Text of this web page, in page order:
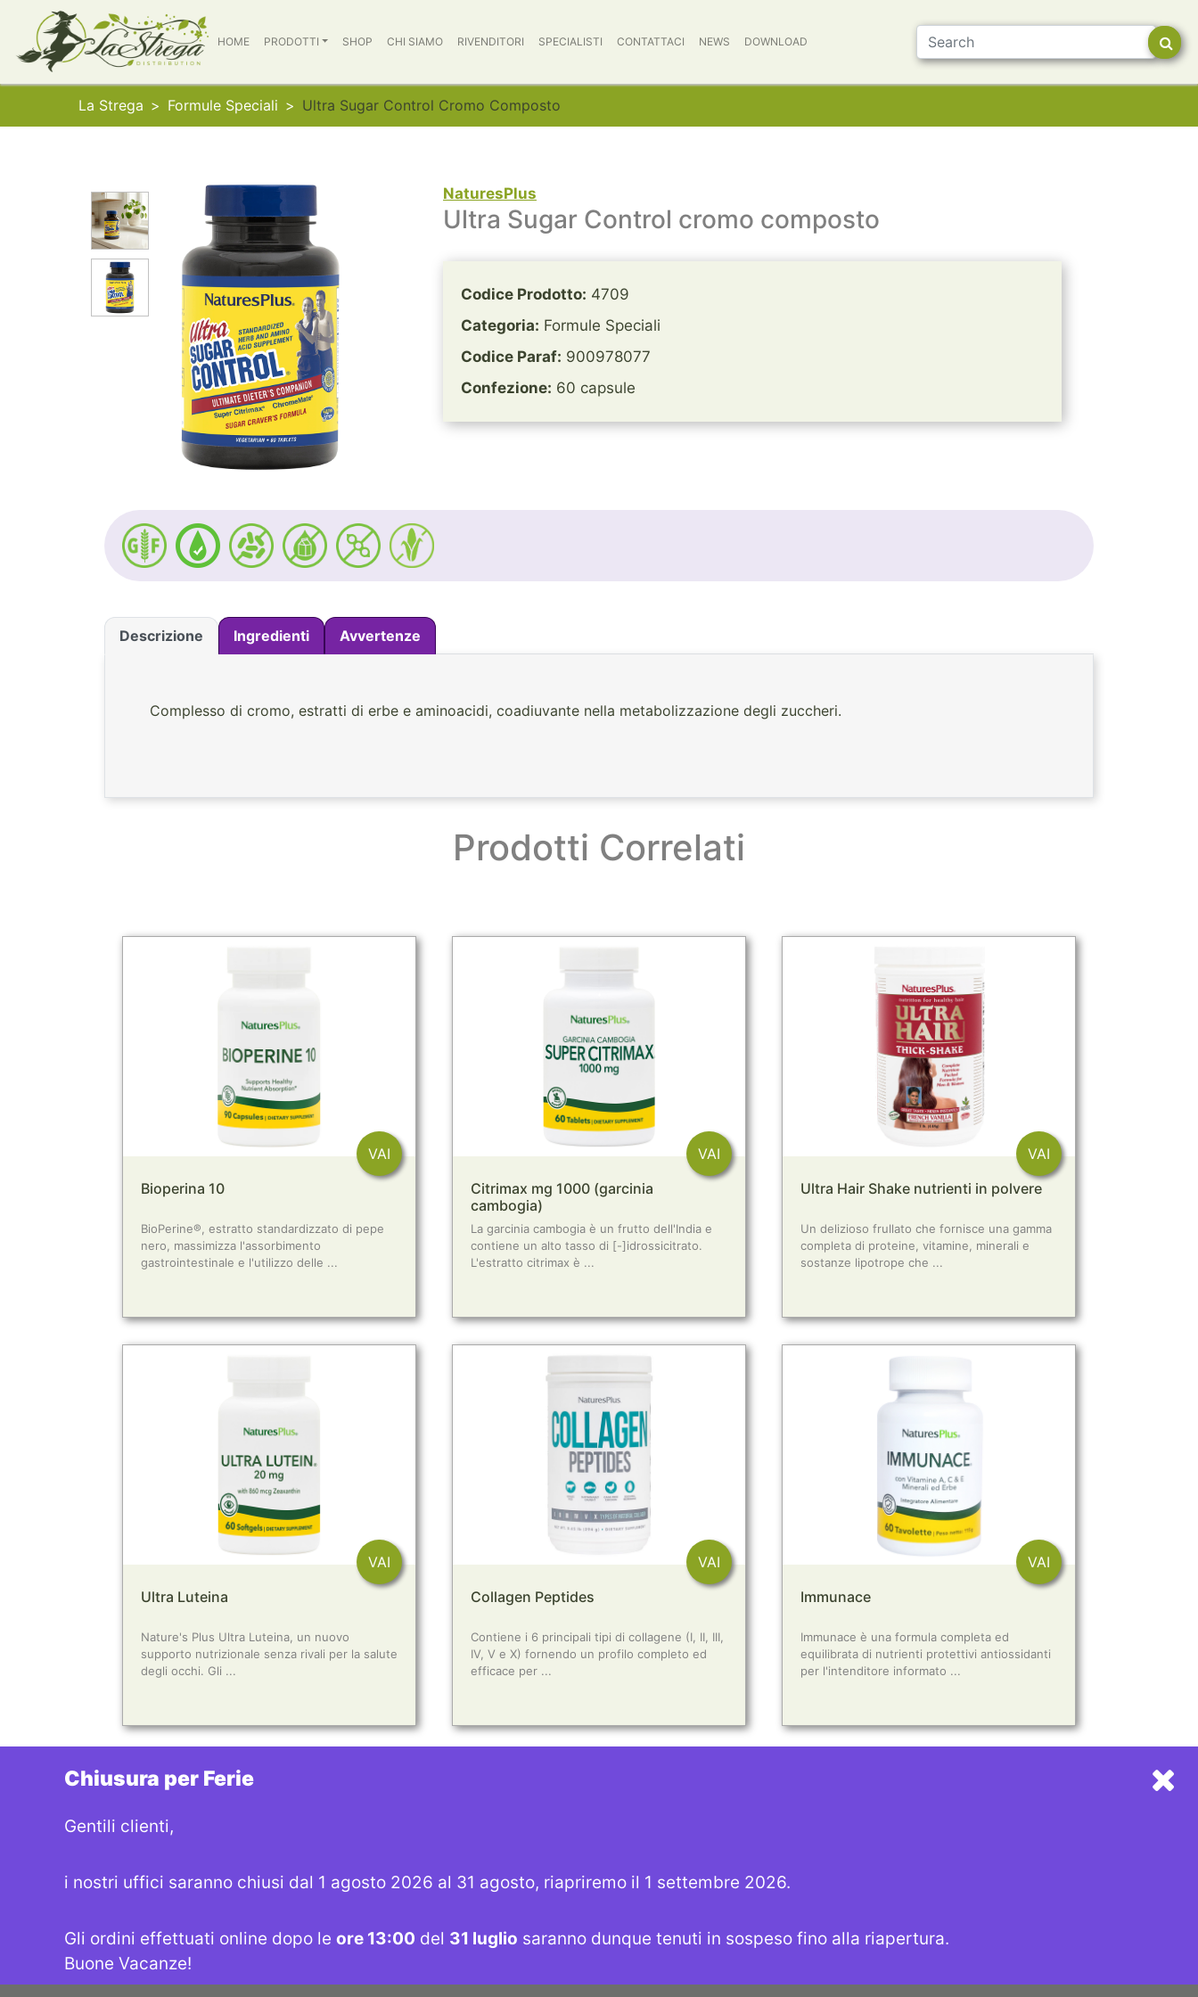
HOME PRODOTTI SHOP CHI SIAMO RIVENDITORI SPECIALISTI CONTATTACI NEWS DOWNLOAD
La Strega Formule Speciali Ultra Sugar Control Cromo Composto
NaturesPlus
Ultra Sugar Control cromo composto
Codice Prodotto: 4709
Categoria: Formule Speciali
Codice Paraf: 900978077
Confezione: 60 capsule
Descrizione Ingredienti Avvertenze
Complesso di cromo, estratti di erbe e aminoacidi, coadiuvante nella metabolizzazione degli zuccheri.
Prodotti Correlati
VAI
Bioperina 10
BioPerine®, estratto standardizzato di pepe
nero, massimizza l'assorbimento
gastrointestinale e l'utilizzo delle ...
VAI
Citrimax mg 1000 (garcinia
cambogia)
La garcinia cambogia è un frutto dell'India e
contiene un alto tasso di [-]idrossicitrato.
L'estratto citrimax è ...
VAI
Ultra Hair Shake nutrienti in polvere
Un delizioso frullato che fornisce una gamma
completa di proteine, vitamine, minerali e
sostanze lipotrope che ...
VAI
Ultra Luteina
Nature's Plus Ultra Luteina, un nuovo
supporto nutrizionale senza rivali per la salute
degli occhi. Gli ...
VAI
Collagen Peptides
Contiene i 6 principali tipi di collagene (I, II, III,
IV, V e X) fornendo un profilo completo ed
efficace per ...
VAI
Immunace
Immunace è una formula completa ed
equilibrata di nutrienti protettivi antiossidanti
per l'intenditore informato ...
Chiusura per Ferie
Gentili clienti,
i nostri uffici saranno chiusi dal 1 agosto 2026 al 31 agosto, riapriremo il 1 settembre 2026.
Gli ordini effettuati online dopo le ore 13:00 del 31 luglio saranno dunque tenuti in sospeso fino alla riapertura.
Buone Vacanze!
Telefono: +3906632192
Email: strega@lastrega.com
PRODOTTI
SMALTIMENTO